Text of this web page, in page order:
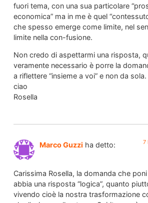
fuori tema, con una sua particolare
economica” ma in me è quel
che spesso emerge come limite, nel
limite nella con-fusione.
Non credo di aspettarmi una risposta,
veramente necessario è porre la
a riflettere “insieme a voi” e non da sola.
ciao
Rosella
Marco Guzzi ha detto: 7
Carissima Rosella, la domanda che
abbia una risposta “logica”, quanto
vivendo cioè la nostra trasformazione